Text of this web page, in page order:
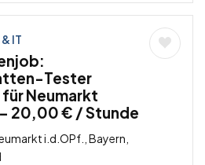
IT
Tester
Neumarkt
20,00 € / Stunde
i.d.OPf., Bayern,